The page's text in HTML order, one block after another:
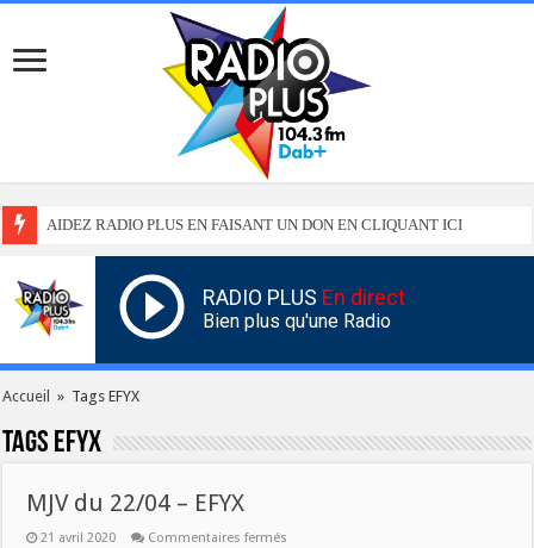
AIDEZ RADIO PLUS EN FAISANT UN DON EN CLIQUANT ICI
RADIO PLUS En direct
Bien plus qu'une Radio
Accueil » Tags EFYX
Tags EFYX
MJV du 22/04 – EFYX
21 avril 2020 Commentaires fermés